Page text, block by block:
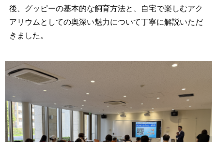
後、グッピーの基本的な飼育方法と、自宅で楽しむアク
アリウムとしての奥深い魅力について丁寧に解説いただ
きました。